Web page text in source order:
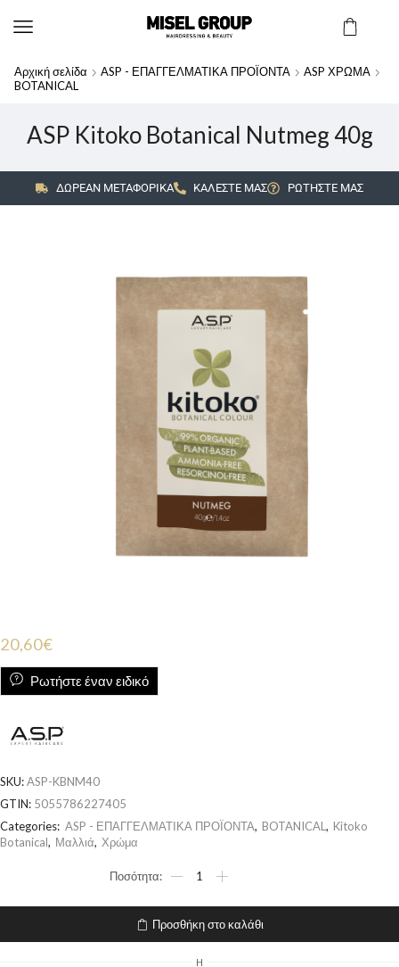
Αρχική σελίδα ASP - ΕΠΑΓΓΕΛΜΑΤΙΚΑ ΠΡΟΪΟΝΤΑ
ASP ΧΡΩΜΑ
BOTANICAL
ASP Kitoko Botanical Nutmeg 40g
ΔΩΡΕΑΝ ΜΕΤΑΦΟΡΙΚΑ ΚΑΛΕΣΤΕ ΜΑΣ ΡΩΤΗΣΤΕ ΜΑΣ
20,60€
Ρωτήστε έναν ειδικό
SKU:ASP-KBNM40
GTIN: 5055786227405
Categories: ASP - ΕΠΑΓΓΕΛΜΑΤΙΚΑ ΠΡΟΪΟΝΤΑ, BOTANICAL , Kitoko
Botanical, Μαλλιά, Χρώμα
Προσθήκη στο καλάθι
H